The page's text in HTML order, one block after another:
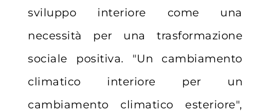
sviluppo interiore come una
necessità per una trasformazione
sociale positiva. "Un cambiamento
climatico interiore per un
cambiamento climatico esteriore",